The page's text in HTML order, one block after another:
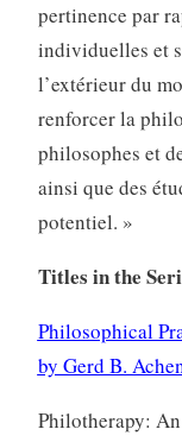
pertinence par
individuelles et
l’extérieur du
renforcer la
philosophes et
ainsi que des
potentiel. »
Titles in the
Philosophical
by Gerd B.
Philotherapy: